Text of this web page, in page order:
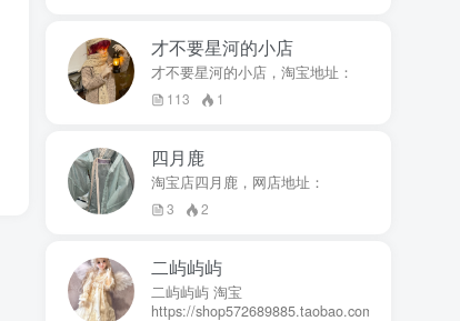
才不要星河的小店
才不要星河的小店，淘宝地址：
113 1
四月鹿
淘宝店四月鹿，网店地址：
3 2
二屿屿屿
二屿屿屿 淘宝
https://shop572689885.taobao.com